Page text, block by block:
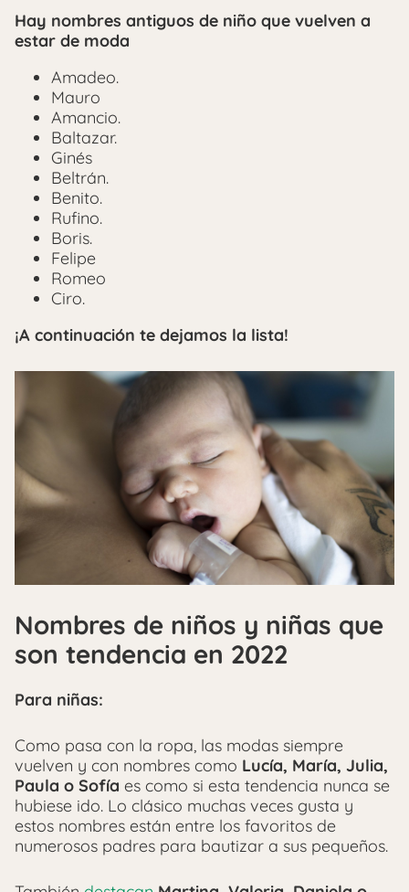
Hay nombres antiguos de niño que vuelven a
estar de moda
Amadeo.
Mauro
Amancio.
Baltazar.
Ginés
Beltrán.
Benito.
Rufino.
Boris.
Felipe
Romeo
Ciro.
¡A continuación te dejamos la lista!
Nombres de niños y niñas que
son tendencia en 2022
Para niñas:
Como pasa con la ropa, las modas siempre
vuelven y con nombres como Lucía, María, Julia,
Paula o Sofía es como si esta tendencia nunca se
hubiese ido. Lo clásico muchas veces gusta y
estos nombres están entre los favoritos de
numerosos padres para bautizar a sus pequeños.